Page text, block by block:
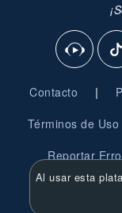
Contacto |
Términos de
Reportar
© 2026
Al usar esta